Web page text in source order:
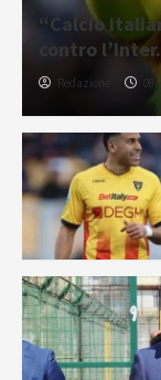
“Calcio
contro
Redazione